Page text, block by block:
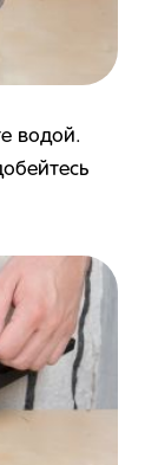
водой.